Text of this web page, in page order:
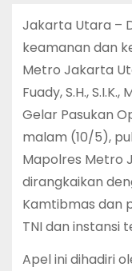
Jakarta Utara –
keamanan dan
Metro Jakarta
Fuady, S.H.,
Gelar Pasukan
malam (10/5),
Mapolres Metro
dirangkaikan
Kamtibmas dan
TNI dan instansi
Apel ini dihadiri